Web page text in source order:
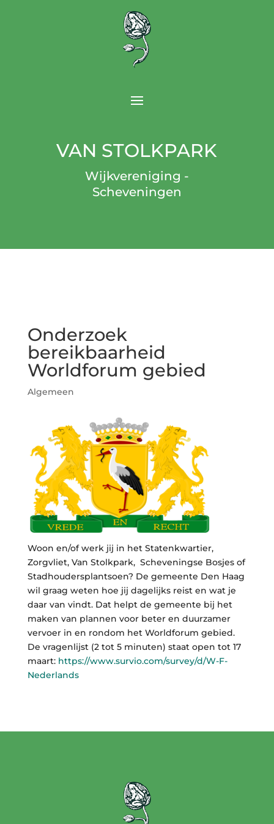
VAN STOLKPARK
Wijkvereniging -
Scheveningen
Onderzoek
bereikbaarheid
Worldforum gebied
Algemeen
Woon en/of werk jij in het Statenkwartier,
Zorgvliet, Van Stolkpark, Scheveningse Bosjes of
Stadhoudersplantsoen? De gemeente Den Haag
wil graag weten hoe jij dagelijks reist en wat je
daar van vindt. Dat helpt de gemeente bij het
maken van plannen voor beter en duurzamer
vervoer in en rondom het Worldforum gebied.
De vragenlijst (2 tot 5 minuten) staat open tot 17
maart: https://www.survio.com/survey/d/W-F-
Nederlands